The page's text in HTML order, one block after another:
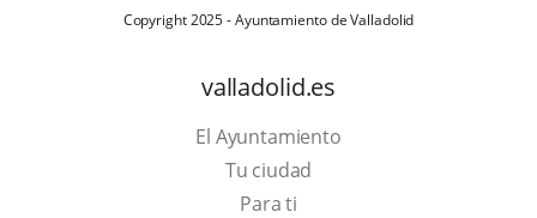
Copyright 2025 - Ayuntamiento de Valladolid
valladolid.es
El Ayuntamiento
Tu ciudad
Para ti